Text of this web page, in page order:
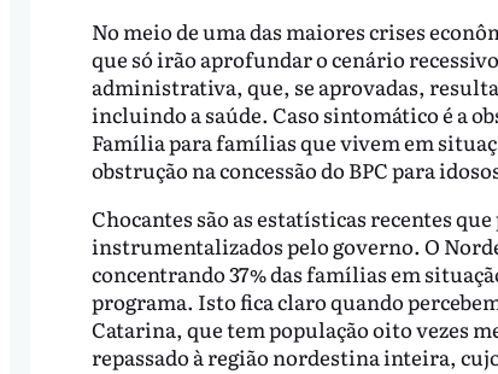
No meio de uma das maiores crises
que só irão aprofundar o cenário
administrativa, que, se aprovadas,
incluindo a saúde. Caso sintomático é a
Família para famílias que vivem em
obstrução na concessão do BPC para
Chocantes são as estatísticas recentes
instrumentalizados pelo governo. O
concentrando 37% das famílias em
programa. Isto fica claro quando
Catarina, que tem população oito vezes
repassado à região nordestina inteira,